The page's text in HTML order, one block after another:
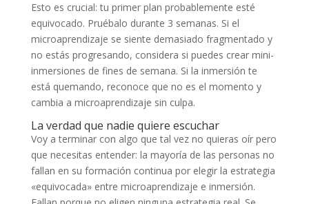
Esto es crucial: tu primer plan probablemente esté
equivocado. Pruébalo durante 3 semanas. Si el
microaprendizaje se siente demasiado fragmentado y
no estás progresando, considera si puedes crear mini-
inmersiones de fines de semana. Si la inmersión te
está quemando, reconoce que no es el momento y
cambia a microaprendizaje sin culpa.
La verdad que nadie quiere escuchar
Voy a terminar con algo que tal vez no quieras oír pero
que necesitas entender: la mayoría de las personas no
fallan en su formación continua por elegir la estrategia
«equivocada» entre microaprendizaje e inmersión.